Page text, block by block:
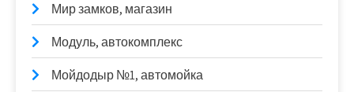
Мир замков, магазин
Модуль, автокомплекс
Мойдодыр №1, автомойка